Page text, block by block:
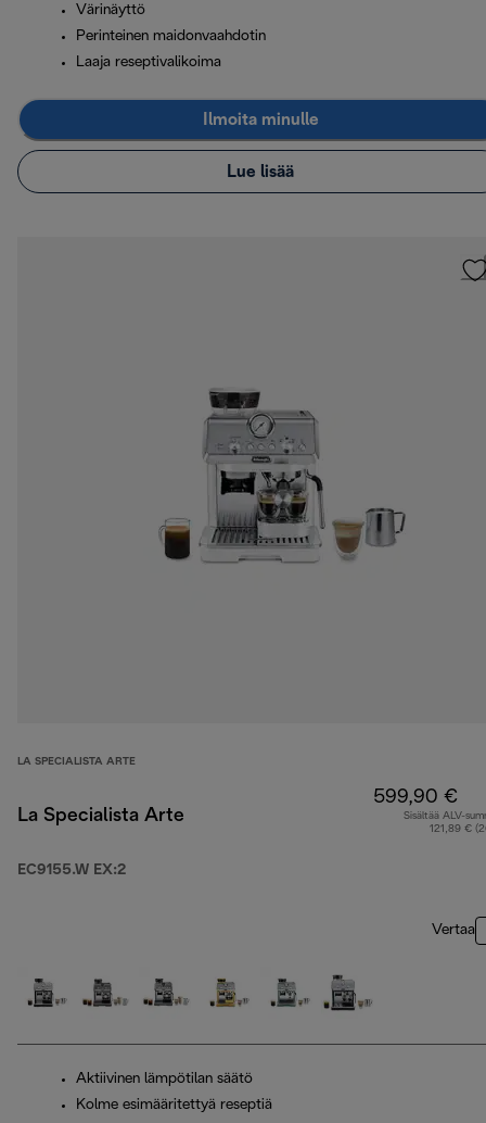
Värinäyttö
Perinteinen maidonvaahdotin
Laaja reseptivalikoima
Ilmoita minulle
Lue lisää
LA SPECIALISTA ARTE
La Specialista Arte
EC9155.W EX:2
599,90 €
Sisältää ALV-
121,89 €
Vertaa
Aktiivinen lämpötilan säätö
Kolme esimääritettyä reseptiä